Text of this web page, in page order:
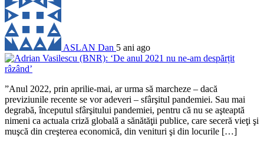
ASLAN Dan 5 ani ago
”Anul 2022, prin aprilie-mai, ar urma să marcheze – dacă
previziunile recente se vor adeveri – sfârşitul pandemiei. Sau mai
degrabă, începutul sfârşitului pandemiei, pentru că nu se aşteaptă
nimeni ca actuala criză globală a sănătăţii publice, care seceră vieţi şi
muşcă din creşterea economică, din venituri şi din locurile […]